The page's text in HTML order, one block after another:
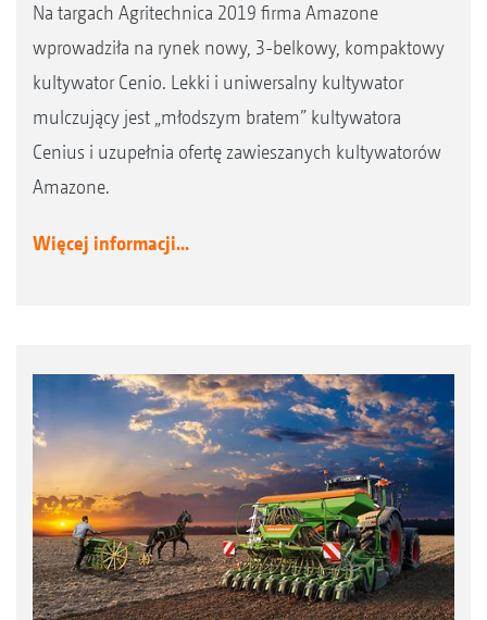
Na targach Agritechnica 2019 firma Amazone
wprowadziła na rynek nowy, 3-belkowy, kompaktowy
kultywator Cenio. Lekki i uniwersalny kultywator
mulczujący jest „młodszym bratem” kultywatora
Cenius i uzupełnia ofertę zawieszanych kultywatorów
Amazone.
Więcej informacji...